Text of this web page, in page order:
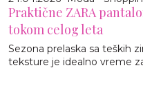
Praktične ZARA
tokom celog leta
Sezona prelaska sa teških
teksture je idealno vreme